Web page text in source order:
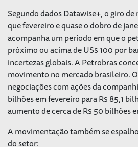
Segundo dados Datawise+, o giro
que fevereiro e quase o dobro de
acompanha um período em que o
próximo ou acima de US$ 100 por
incertezas globais. A Petrobras
movimento no mercado brasileiro.
negociações com ações da
bilhões em fevereiro para R$ 85,1
aumento de cerca de R$ 50 bilhões
A movimentação também se
do setor: